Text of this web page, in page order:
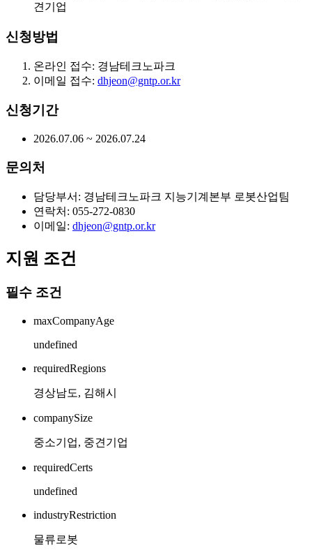
견기업
신청방법
온라인 접수: 경남테크노파크
이메일 접수: dhjeon@gntp.or.kr
신청기간
2026.07.06 ~ 2026.07.24
문의처
담당부서: 경남테크노파크 지능기계본부 로봇산업팀
연락처: 055-272-0830
이메일: dhjeon@gntp.or.kr
지원 조건
필수 조건
maxCompanyAge
undefined
requiredRegions
경상남도, 김해시
companySize
중소기업, 중견기업
requiredCerts
undefined
industryRestriction
물류로봇